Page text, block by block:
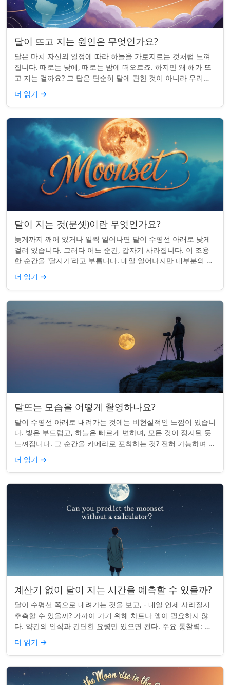
달이 뜨고 지는 원인은 무엇인가요?
달은 마치 자신의 일정에 따라 하늘을 가로지르는 것처럼 느껴
집니다. 때로는 낮에, 때로는 밤에 떠오르죠. 하지만 왜 해가 뜨
고 지는 걸까요? 그 답은 단순히 달에 관한 것이 아니라 우리에
관한 것입니다. 핵심 통찰:...
더 읽기 →
달이 지는 것(문셋)이란 무엇인가요?
늦게까지 깨어 있거나 일찍 일어나면 달이 수평선 아래로 낮게
걸려 있습니다. 그러다 어느 순간, 갑자기 사라집니다. 이 조용
한 순간을 '달지기'라고 부릅니다. 매일 일어나지만 대부분의 사
람들은 놓치곤 합니다. 핵심 ...
더 읽기 →
달뜨는 모습을 어떻게 촬영하나요?
달이 수평선 아래로 내려가는 것에는 비현실적인 느낌이 있습니
다. 빛은 부드럽고, 하늘은 빠르게 변하며, 모든 것이 정지된 듯
느껴집니다. 그 순간을 카메라로 포착하는 것? 전혀 가능하며 가
치가 있습니다. 간단한 팁:...
더 읽기 →
계산기 없이 달이 지는 시간을 예측할 수 있을까?
달이 수평선 쪽으로 내려가는 것을 보고, - 내일 언제 사라질지
추측할 수 있을까? 가까이 가기 위해 차트나 앱이 필요하지 않
다. 약간의 인식과 간단한 요령만 있으면 된다. 주요 통찰력: 오
늘의 달 뜨는 시간을 알고...
더 읽기 →